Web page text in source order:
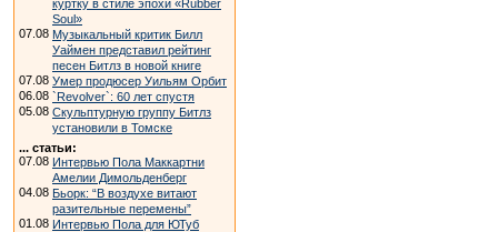
куртку в стиле эпохи «Rubber
Soul»
07.08 Музыкальный критик Билл
Уаймен представил рейтинг
песен Битлз в новой книге
07.08 Умер продюсер Уильям Орбит
06.08 `Revolver`: 60 лет спустя
05.08 Скульптурную группу Битлз
установили в Томске
... статьи:
07.08 Интервью Пола Маккартни
Амелии Димольденберг
04.08 Бьорк: “В воздухе витают
разительные перемены”
01.08 Интервью Пола для ЮТуб